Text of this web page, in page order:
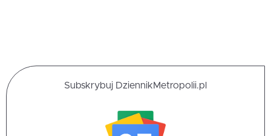
Subskrybuj DziennikMetropolii.pl